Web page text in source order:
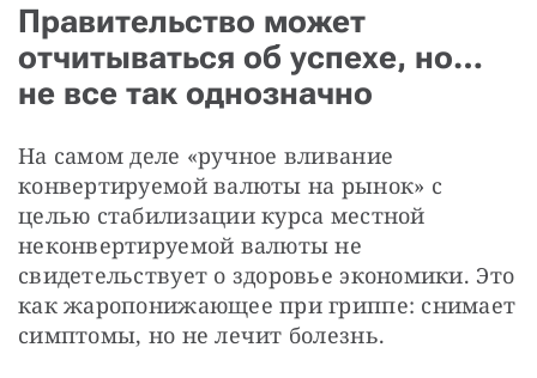
Правительство может
отчитываться об успехе, но…
не все так однозначно
На самом деле «ручное вливание
конвертируемой валюты на рынок» с
целью стабилизации курса местной
неконвертируемой валюты не
свидетельствует о здоровье экономики. Это
как жаропонижающее при гриппе: снимает
симптомы, но не лечит болезнь.